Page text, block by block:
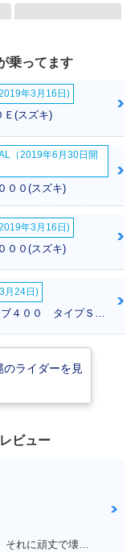
2001年 ADDRESS
V100 Summer Ver
sion
1997年 ADDRESS
V100
乗ってます
年3月16日)
Ｅ(スズキ)
（2019年6月30日開
００(スズキ)
年3月16日)
００(スズキ)
月24日)
のライダーを見
ビュー
満足ポイント:スタートダッシュが良かった。それに頑丈で壊れない。燃費はそこそこ。あと、足元もフラットで、リアにはボックスを付ければ、相当量を運べます。シート下は、フルフェイスがしっかりと格納できました。あとはフロントの内側収納もたっぷりサイズで、500のペットボトルも入ります。企画でやった、V100 ツーリングは今でも思い出になってます。そんな便利な一台です。